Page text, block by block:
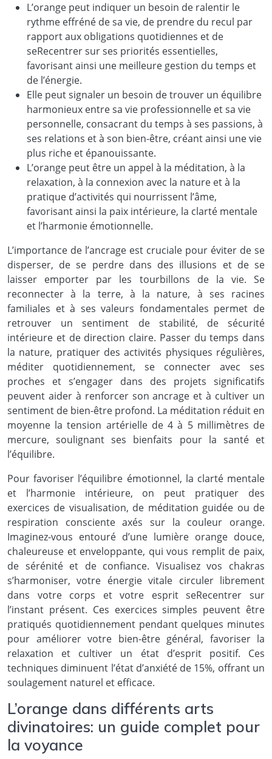
L’orange peut indiquer un besoin de ralentir le
rythme effréné de sa vie, de prendre du recul par
rapport aux obligations quotidiennes et de
seRecentrer sur ses priorités essentielles,
favorisant ainsi une meilleure gestion du temps et
de l’énergie.
Elle peut signaler un besoin de trouver un équilibre
harmonieux entre sa vie professionnelle et sa vie
personnelle, consacrant du temps à ses passions, à
ses relations et à son bien-être, créant ainsi une vie
plus riche et épanouissante.
L’orange peut être un appel à la méditation, à la
relaxation, à la connexion avec la nature et à la
pratique d’activités qui nourrissent l’âme,
favorisant ainsi la paix intérieure, la clarté mentale
et l’harmonie émotionnelle.
L’importance de l’ancrage est cruciale pour éviter de se
disperser, de se perdre dans des illusions et de se
laisser emporter par les tourbillons de la vie. Se
reconnecter à la terre, à la nature, à ses racines
familiales et à ses valeurs fondamentales permet de
retrouver un sentiment de stabilité, de sécurité
intérieure et de direction claire. Passer du temps dans
la nature, pratiquer des activités physiques régulières,
méditer quotidiennement, se connecter avec ses
proches et s’engager dans des projets significatifs
peuvent aider à renforcer son ancrage et à cultiver un
sentiment de bien-être profond. La méditation réduit en
moyenne la tension artérielle de 4 à 5 millimètres de
mercure, soulignant ses bienfaits pour la santé et
l’équilibre.
Pour favoriser l’équilibre émotionnel, la clarté mentale
et l’harmonie intérieure, on peut pratiquer des
exercices de visualisation, de méditation guidée ou de
respiration consciente axés sur la couleur orange.
Imaginez-vous entouré d’une lumière orange douce,
chaleureuse et enveloppante, qui vous remplit de paix,
de sérénité et de confiance. Visualisez vos chakras
s’harmoniser, votre énergie vitale circuler librement
dans votre corps et votre esprit seRecentrer sur
l’instant présent. Ces exercices simples peuvent être
pratiqués quotidiennement pendant quelques minutes
pour améliorer votre bien-être général, favoriser la
relaxation et cultiver un état d’esprit positif. Ces
techniques diminuent l’état d’anxiété de 15%, offrant un
soulagement naturel et efficace.
L’orange dans différents arts
divinatoires: un guide complet pour
la voyance